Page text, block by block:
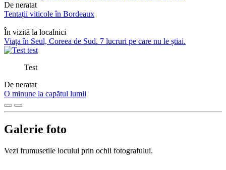
De neratat
Tentații viticole în Bordeaux
În vizită la localnici
Viața în Seul, Coreea de Sud. 7 lucruri pe care nu le știai.
Test
De neratat
O minune la capătul lumii
Galerie foto
Vezi frumusetile locului prin ochii fotografului.